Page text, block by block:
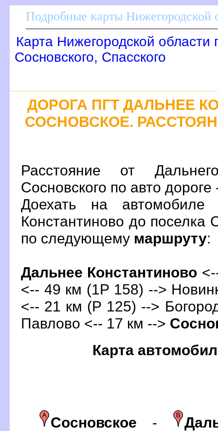
Подробные карты Нижегородской
Карта Нижегородской области
Сосновского, Спасского
ДОРОГА ПГТ ДАЛЬНЕЕ
СОСНОВСКОЕ.
Расстояние от
Сосновского по авто
Доехать на
Константиново до поселка
по следующему маршруту:
Дальнее Константиново
<-- 49 км (1Р 158) -->
<-- 21 км (Р 125) -->
Павлово <-- 17 км -->
Карта
Сосновское -